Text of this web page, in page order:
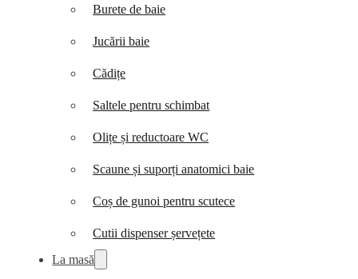
Burete de baie
Jucării baie
Cădițe
Saltele pentru schimbat
Olițe și reductoare WC
Scaune și suporți anatomici baie
Coș de gunoi pentru scutece
Cutii dispenser șervețete
La masă